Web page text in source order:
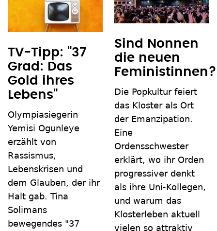
TV-Tipp: "37
Grad: Das
Gold ihres
Lebens"
Olympiasiegerin
Yemisi Ogunleye
erzählt von
Rassismus,
Lebenskrisen und
dem Glauben, der ihr
Halt gab. Tina
Solimans
bewegendes "37
Sind Nonnen
die neuen
Feministinnen?
Die Popkultur feiert
das Kloster als Ort
der Emanzipation.
Eine
Ordensschwester
erklärt, wo ihr Orden
progressiver denkt
als ihre Uni-Kollegen,
und warum das
Klosterleben aktuell
vielen so attraktiv